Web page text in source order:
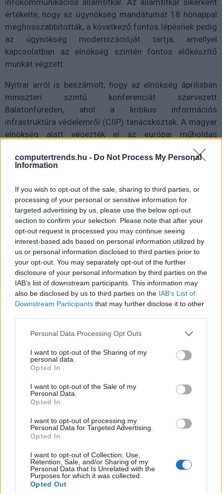
computertrends.hu - Do Not Process My Personal
Information
If you wish to opt-out of the sale, sharing to third parties, or
processing of your personal or sensitive information for
targeted advertising by us, please use the below opt-out
section to confirm your selection. Please note that after your
opt-out request is processed you may continue seeing
interest-based ads based on personal information utilized by
us or personal information disclosed to third parties prior to
your opt-out. You may separately opt-out of the further
disclosure of your personal information by third parties on the
IAB’s list of downstream participants. This information may
also be disclosed by us to third parties on the IAB’s List of
Downstream Participants that may further disclose it to other
Please note that this website/app uses one or more Google
not limited to your visit or usage behaviour. You may click to
grant or deny consent to Google and its third-party tags to
use your data for below specified purposes in below Google
consent section.
Personal Data Processing Opt Outs
I want to opt-out of the Sharing of my
personal data.
Opted In
I want to opt-out of the Sale of my
Personal Data.
Opted In
I want to opt-out of processing my
Personal Data for Targeted Advertising.
Opted In
I want to opt-out of Collection, Use,
Retention, Sale, and/or Sharing of my
Personal Data that Is Unrelated with the
Purposes for which it was collected.
Opted Out
infokommunikációs államtitkár. Az államtitkár sikerként
értékelte, hogy az ügynökség mandátumát 18 hónappal
meghosszabbították, a következő fontos lépésnek pedig
az ügynökség modernizációját tartja, amellyel
kapcsolatban az elnökség szintén fontos előkészítő
munkát végzett.
Nyitrai arról is beszámolt, hogy az elnökség áprilisban
miniszteri szintű konferenciát szervezett
Balatonfüreden, ahol a kritikus információs
infrastruktúra védelemről (CIIP) tanácskoztak. A magyar
elnökség alatt végezték el az európai műholdas
navigációs program időszakos felülvizsgálatát is, és
nagy esély van arra is, hogy a Galileo globális navigációs
államtitkár azt kérte az EP-bizottságtól, hogy az erről
szóló szavazáson majd támogassák a tervezetet.
A brüsszeli meghallgatáson a Nemzeti Fejlesztési
Minisztérium közleménye szerint a hozzászóló
képviselők méltatták a magyar elnökség eredményeit és
a Parlamenttel folytatott szoros együttműködést.
Herbert Reul , a bizottság elnöke kiemelte, jó volt együtt
dolgozni a magyar elnökséggel, amely kiválóan hangolta
össze az eltérő nézeteket.
megrendezett Digitális Közgyűlésen Nyitrai Zsolt
közvetlenül Neelie Kroes, az Európai Bizottság alelnöke
után arról beszélt, a digitális gazdaság képes új
horizontot teremteni a 30 alatti fiataloknak a
munkavállalás kapcsán, és összességében is képes új
perspektívát nyújtani az európai polgároknak. A Digitális
érdekében hívták életre.
Diákok a munkaerőpiacon: Így formálják a 2026-os
trendeket a fiatalok elvárásai (X)
A diákoknak már nem elég a magas órabér,